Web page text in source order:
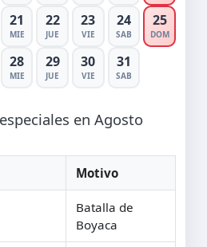
21
MIE
22
JUE
23
VIE
24
SAB
25
DOM
28
MIE
29
JUE
30
VIE
31
SAB
en Agosto
Motivo
Batalla de
Boyaca